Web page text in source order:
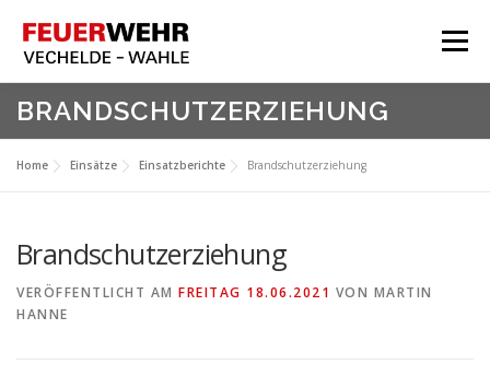
Inhalt
springen
Menü
HOME
BRANDSCHUTZERZIEHUNG
Home Einsätze Einsatzberichte Brandschutzerziehung
Brandschutzerziehung
VERÖFFENTLICHT AM FREITAG 18.06.2021 VON MARTIN
HANNE